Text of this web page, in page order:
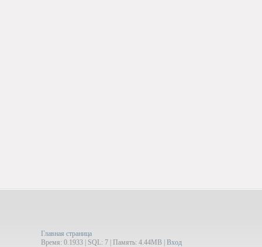
Главная страница
Время: 0.1933 | SQL: 7 | Память: 4.44MB Вход